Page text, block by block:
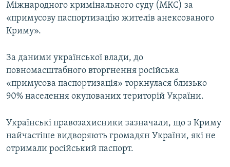
Міжнародного кримінального суду (МКС) за
«примусову паспортизацію жителів анексованого
Криму».
За даними української влади, до
повномасштабного вторгнення російська
«примусова паспортизація» торкнулася близько
90% населення окупованих територій України.
Українські правозахисники зазначали, що з Криму
найчастіше видворяють громадян України, які не
отримали російський паспорт.